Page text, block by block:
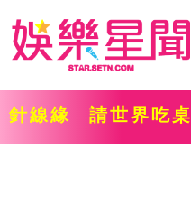
針線緣 請世界吃桌